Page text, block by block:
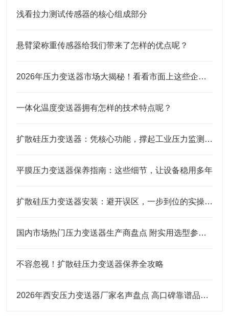
浅看拉力测试传感器的核心组成部分
悬臂梁称重传感器给我们带来了怎样的优点呢？
2026年压力变送器市场大揭秘！看看市面上这些企业口碑究竟咋样？
一体化温度变送器拥有怎样的技术特点呢？
扩散硅压力变送器：凭核心功能，撑起工业压力监测的“硬底气”
平膜压力变送器保养指南：这些细节，让设备稳用多年
扩散硅压力变送器安装：避开误区，一步到位的实操指南
国内市场热门压力变送器生产商盘点 附实用选型参考指南
不容忽视！扩散硅压力变送器保养全攻略
2026年西安压力变送器厂家名声盘点 高口碑靠谱品牌都给你整理好了